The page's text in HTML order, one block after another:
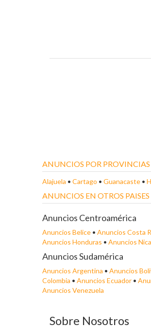
ANUNCIOS POR PROVINCIAS
Alajuela • Cartago • Guanacaste •
ANUNCIOS EN OTROS PAISES
Anuncios Centroamérica
Anuncios Belice • Anuncios Costa
Anuncios Honduras • Anuncios
Anuncios Sudamérica
Anuncios Argentina • Anuncios
Colombia • Anuncios Ecuador •
Anuncios Venezuela
Sobre Nosotros